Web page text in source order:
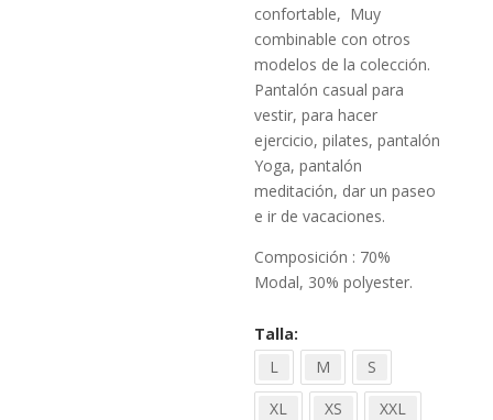
confortable, Muy
combinable con otros
modelos de la colección.
Pantalón casual para
vestir, para hacer
ejercicio, pilates, pantalón
Yoga, pantalón
meditación, dar un paseo
e ir de vacaciones.
Composición : 70%
Modal, 30% polyester.
Talla
L
M
S
XL
XS XXL